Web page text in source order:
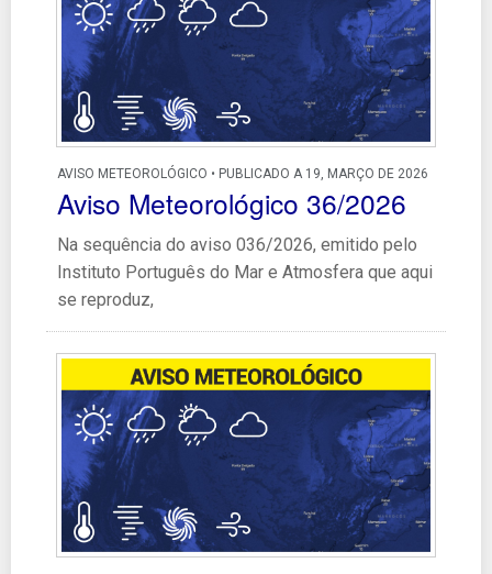
AVISO METEOROLÓGICO • PUBLICADO A 19, MARÇO DE 2026
Aviso Meteorológico 36/2026
Na sequência do aviso 036/2026, emitido pelo
Instituto Português do Mar e Atmosfera que aqui
se reproduz,